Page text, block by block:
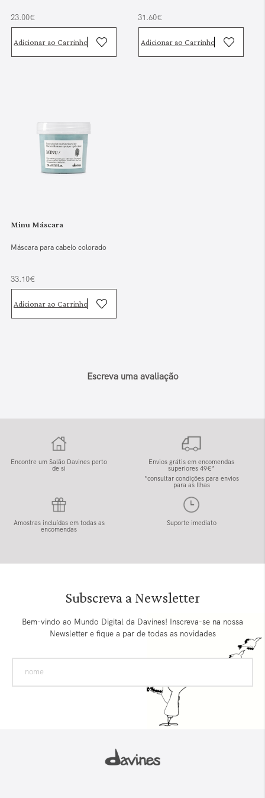
23.00€
Adicionar ao Carrinho
31.60€
Adicionar ao Carrinho
Minu Máscara
Máscara para cabelo colorado
33.10€
Adicionar ao Carrinho
Escreva uma avaliação
Encontre um Salão Davines perto
de si
Envios grátis em encomendas
superiores 49€*
*consultar condições para envios
para as Ilhas
Amostras incluídas em todas as
encomendas
Suporte imediato
Subscreva a Newsletter
Bem-vindo ao Mundo Digital da Davines! Inscreva-se na nossa
Newsletter e fique a par de todas as novidades